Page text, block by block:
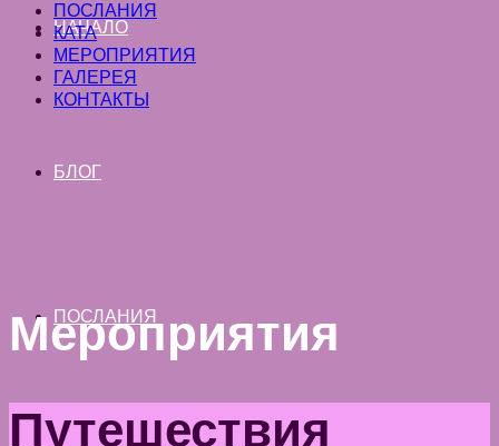
НАЧАЛО
БЛОГ
ПОСЛАНИЯ
ПОСЛАНИЯ
КАТА
МЕРОПРИЯТИЯ
ГАЛЕРЕЯ
КОНТАКТЫ
Мероприятия
Путешествия